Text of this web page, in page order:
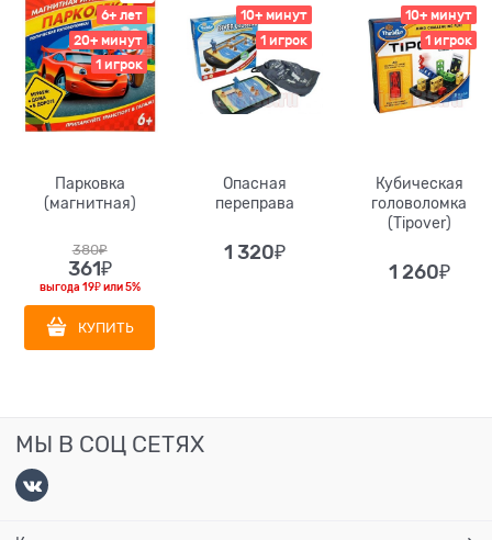
6+ лет
20+ минут
1 игрок
Парковка
(магнитная)
380₽
361₽
выгода 19₽или5%
КУПИТЬ
10+ минут
1 игрок
Опасная
переправа
1 320₽
10+ минут
1 игрок
Кубическая
головоломка
(Tipover)
1 260₽
МЫ В СОЦ СЕТЯХ